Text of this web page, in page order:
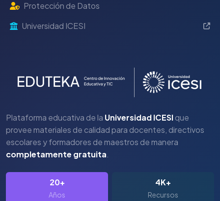
Protección de Datos
Universidad ICESI
Plataforma educativa de la Universidad ICESIque
provee materiales de calidad para docentes, directivos
escolares y formadores de maestros de manera
completamente gratuita.
20+
Años
4K+
Recursos